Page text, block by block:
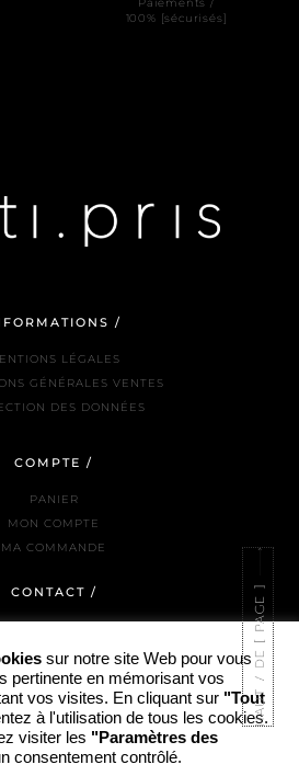
100% [sécurisés]
/
LÉGALES
GÉNÉRALES VENTES
DES DONNÉES
COMPTE /
PANIER
MON COMPTE
MA COMMANDE
CONTACT /
LA BOUTIQUE
INSTAGRAM
sur notre site Web pour vous
pertinente en mémorisant vos
vos visites. En cliquant sur "Tout
à l'utilisation de tous les cookies.
visiter les "Paramètres des
consentement contrôlé.